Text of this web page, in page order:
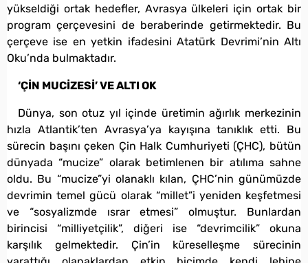
yükseldiği ortak hedefler, Avrasya ülkeleri için ortak bir
program çerçevesini de beraberinde getirmektedir. Bu
çerçeve ise en yetkin ifadesini Atatürk Devrimi’nin Altı
Oku’nda bulmaktadır.
‘ÇİN MUCİZESİ’ VE ALTI OK
Dünya, son otuz yıl içinde üretimin ağırlık merkezinin
hızla Atlantik’ten Avrasya’ya kayışına tanıklık etti. Bu
sürecin başını çeken Çin Halk Cumhuriyeti (ÇHC), bütün
dünyada “mucize” olarak betimlenen bir atılıma sahne
oldu. Bu “mucize”yi olanaklı kılan, ÇHC’nin günümüzde
devrimin temel gücü olarak “millet”i yeniden keşfetmesi
ve “sosyalizmde ısrar etmesi” olmuştur. Bunlardan
birincisi “milliyetçilik”, diğeri ise “devrimcilik” okuna
karşılık gelmektedir. Çin’in küreselleşme sürecinin